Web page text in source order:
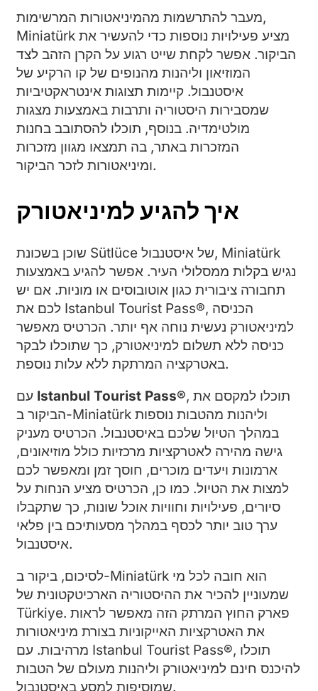
מעבר להתרשמות מהמיניאטורות המרשימות,
Miniatürk מציע פעילויות נוספות כדי להעשיר את
הביקור. אפשר לקחת שייט רגוע על הקרן הזהב לצד
המוזיאון וליהנות מהנופים של קו הרקיע של
איסטנבול. קיימות תצוגות אינטראקטיביות
שמסבירות היסטוריה ותרבות באמצעות מצגות
מולטימדיה. בנוסף, תוכלו להסתובב בחנות
המזכרות באתר, בה תמצאו מגוון מזכרות
ומיניאטורות לזכר הביקור.
איך להגיע למיניאטורק
שוכן בשכונת Sütlüce של איסטנבול, Miniatürk
נגיש בקלות ממסלולי העיר. אפשר להגיע באמצעות
תחבורה ציבורית כגון אוטובוסים או מוניות. אם יש
לכם את Istanbul Tourist Pass®, הכניסה
למיניאטורק נעשית נוחה אף יותר. הכרטיס מאפשר
כניסה ללא תשלום למיניאטורק, כך שתוכלו לבקר
באטרקציה המרתקת ללא עלות נוספת.
Istanbul Tourist Pass®, תוכלו למקסם את
הביקור ב-Miniatürk וליהנות מהטבות נוספות
במהלך הטיול שלכם באיסטנבול. הכרטיס מעניק
גישה מהירה לאטרקציות מרכזיות כולל מוזיאונים,
ארמונות ויעדים מוכרים, חוסך זמן ומאפשר לכם
למצות את הטיול. כמו כן, הכרטיס מציע הנחות על
סיורים, פעילויות וחוויות אוכל שונות, כך שתקבלו
ערך טוב יותר לכסף במהלך מסעותיכם בין פלאי
איסטנבול.
לסיכום, ביקור ב-Miniatürk הוא חובה לכל מי
שמעוניין להכיר את ההיסטוריה הארכיטקטונית של
Türkiye. פארק החוץ המרתק הזה מאפשר לראות
את האטרקציות האייקוניות בצורת מיניאטורות
מרהיבות. עם Istanbul Tourist Pass®, תוכלו
להיכנס חינם למיניאטורק וליהנות מעולם של הטבות
שמוסיפות למסע באיסטנבול.